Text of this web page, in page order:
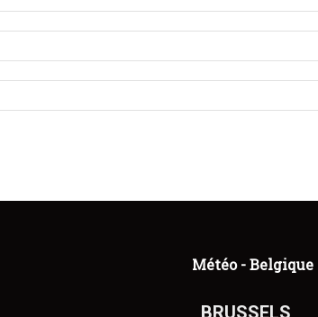
Météo - Belgique